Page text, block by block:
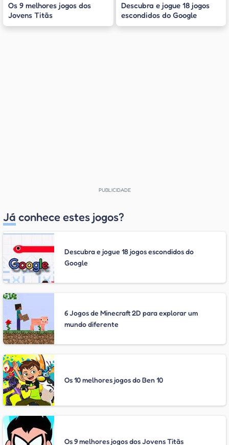
Os 9 melhores jogos dos
Jovens Titãs
Descubra e jogue 18 jogos
escondidos do Google
Já conhece estes jogos?
Descubra e jogue 18 jogos escondidos do
Google
6 Jogos de Minecraft 2D para explorar um
mundo diferente
Os 10 melhores jogos do Ben 10
Os 9 melhores jogos dos Jovens Titãs